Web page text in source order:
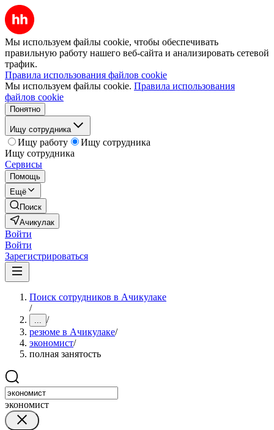
Мы используем файлы cookie, чтобы обеспечивать
правильную работу нашего веб-сайта и анализировать сетевой
трафик.
Правила использования файлов cookie
Мы используем файлы cookie. Правила использования
файлов cookie
Понятно
Ищу сотрудника
Ищу работу
Ищу сотрудника
Ищу сотрудника
Сервисы
Помощь
Ещё
Поиск
Ачикулак
Войти
Войти
Зарегистрироваться
Поиск сотрудников в Ачикулаке
/
... /
резюме в Ачикулаке/
экономист/
полная занятость
экономист